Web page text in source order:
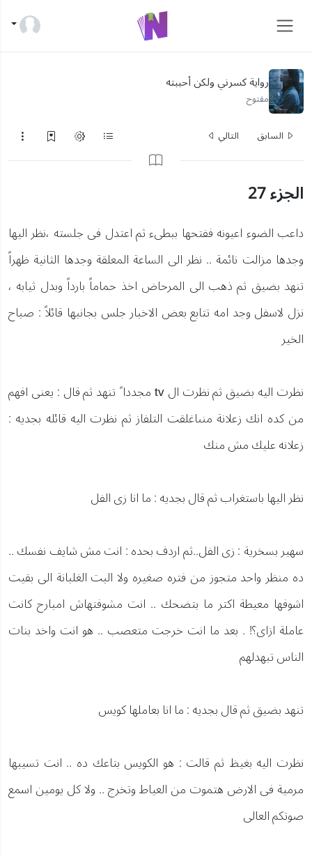
رواية كسرني ولكن أحببته
مفتوح
السابق
التالي
الجزء 27
داعب الضوء اعيونه ففتحها ببطىء ثم اعتدل فى جلسته ،نظر اليها
وجدها مزالت نائمة .. نظر الى الساعة المعلقة وجدها الثانية ظهراً
تنهد بضيق ثم ذهب الى المرحاض اخذ حماماً بارداً وبدل ثيابه ،
نزل لاسفل وجد امه تتابع بعض الاخبار جلس بجانبها قائلاً : صباح
الخير
نظرت اليه بضيق ثم نظرت ال tv مجددا ً تنهد ثم قال : يعنى افهم
من كده انك زعلانة منىاغلقت التلفاز ثم نظرت اليه قائله بجديه :
زعلانه عليك مش منك
نظر اليها باستغراب ثم قال بجديه : ما انا زى الفل
سهير بسخرية : زى الفل..ثم اردف بحده : انت مش شايف نفسك ..
ده منظر واحد متجوز من فتره صغيره ولا البت الغلبانة الى بقيت
اشوفها معيطة اكتر ما بتضحك .. انت مشوفتهاش امبارح كانت
عاملة ازاى؟! . بعد ما انت خرجت متعصب .. هو انت واخد بنات
الناس تبهدلهم
تنهد بضيق ثم قال بجديه : ما انا بعاملها كويس
نظرت اليه بغيظ ثم قالت : هو الكويس بتاعك ده .. انت تسيبها
مرمية فى الارض هتموت من العياط وتخرج .. ولا كل يومين اسمع
صوتكم العالى